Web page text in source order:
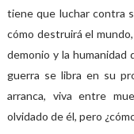
tiene que luchar contra
cómo destruirá el
demonio y la humanidad
guerra se libra en su
arranca, viva entre
olvidado de él, pero